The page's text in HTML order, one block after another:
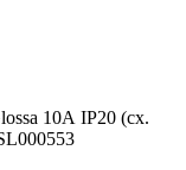
10А IP20 (сх.